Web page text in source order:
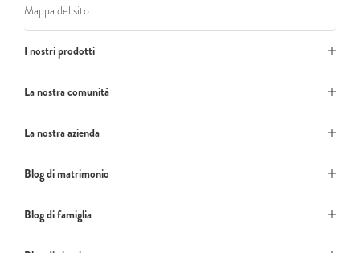
Mappa del sito
I nostri prodotti
La nostra comunità
La nostra azienda
Blog di matrimonio
Blog di famiglia